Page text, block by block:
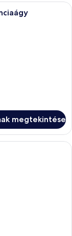
amelyben
megtekintése
íróasztallal, két